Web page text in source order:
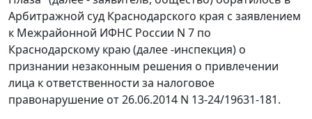
Арбитражной суд Краснодарского края с заявлением
к Межрайонной ИФНС России N 7 по
Краснодарскому краю (далее -инспекция) о
признании незаконным решения о привлечении
лица к ответственности за налоговое
правонарушение от 26.06.2014 N 13-24/19631-181.